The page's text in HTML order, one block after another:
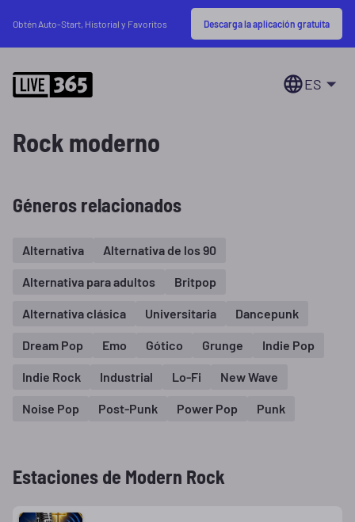
Obtén Auto-Start, Historial y Favoritos Descarga la aplicación gratuita
ES
Rock moderno
Géneros relacionados
Alternativa Alternativa de los 90
Alternativa para adultos Britpop
Alternativa clásica Universitaria Dancepunk
Dream Pop Emo Gótico Grunge Indie Pop
Indie Rock Industrial Lo-Fi New Wave
Noise Pop Post-Punk Power Pop Punk
Estaciones de Modern Rock